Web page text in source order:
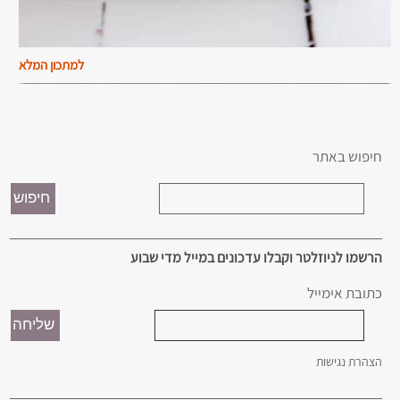
למתכון המלא
חיפוש באתר
הרשמו לניוזלטר וקבלו עדכונים במייל מדי שבוע
כתובת אימייל
הצהרת נגישות